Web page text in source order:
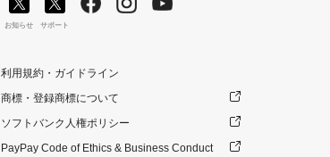
お知らせ サポート
利用規約・ガイドライン
商標・登録商標について
ソフトバンク人権ポリシー
PayPay Code of Ethics & Business Conduct